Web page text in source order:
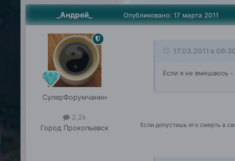
_Андрей_
СуперФорумчанин
2,2k
Город Прокопьевск
Опубликовано: 17 марта 2011
17.03.2011 в
Если я не вмешаюсь -
Если допустишь его смерть в